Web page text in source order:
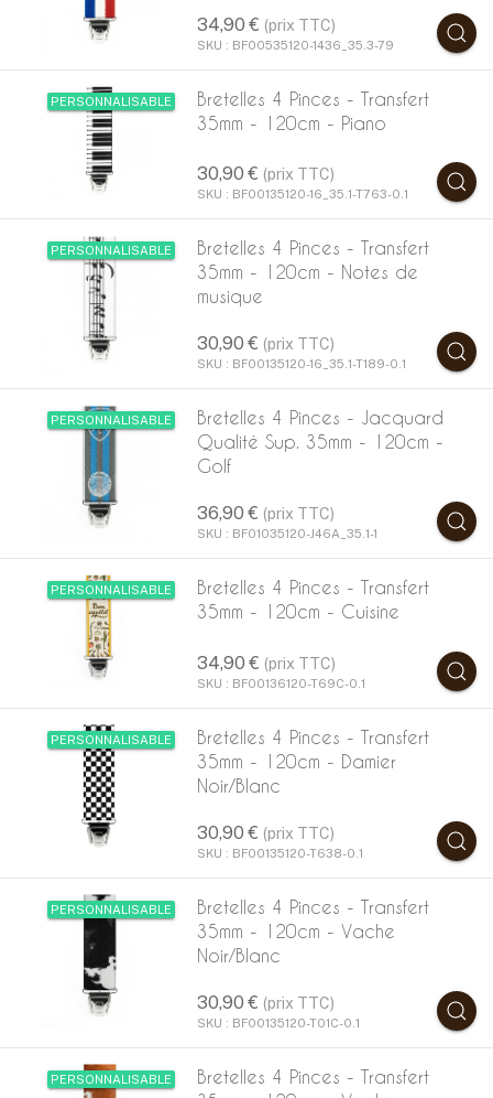
34,90 € (prix TTC)
SKU : BF00535120-1436_35.3-79
PERSONNALISABLE
Bretelles 4 Pinces - Transfert
35mm - 120cm - Piano
30,90 € (prix TTC)
SKU : BF00135120-16_35.1-T763-0.1
PERSONNALISABLE
Bretelles 4 Pinces - Transfert
35mm - 120cm - Notes de
musique
30,90 € (prix TTC)
SKU : BF00135120-16_35.1-T189-0.1
PERSONNALISABLE
Bretelles 4 Pinces - Jacquard
Qualité Sup. 35mm - 120cm -
Golf
36,90 € (prix TTC)
SKU : BF01035120-J46A_35.1-1
PERSONNALISABLE
Bretelles 4 Pinces - Transfert
35mm - 120cm - Cuisine
34,90 € (prix TTC)
SKU : BF00136120-T69C-0.1
PERSONNALISABLE
Bretelles 4 Pinces - Transfert
35mm - 120cm - Damier
Noir/Blanc
30,90 € (prix TTC)
SKU : BF00135120-T638-0.1
PERSONNALISABLE
Bretelles 4 Pinces - Transfert
35mm - 120cm - Vache
Noir/Blanc
30,90 € (prix TTC)
SKU : BF00135120-T01C-0.1
PERSONNALISABLE
Bretelles 4 Pinces - Transfert